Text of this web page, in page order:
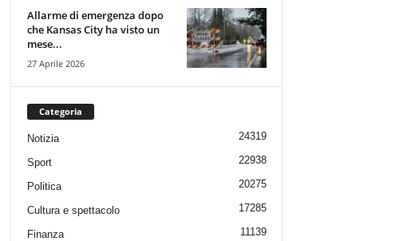
Allarme di emergenza dopo
che Kansas City ha visto un
mese...
27 Aprile 2026
Categoria
Notizia 24319
Sport 22938
Politica 20275
Cultura e spettacolo 17285
Finanza 11139